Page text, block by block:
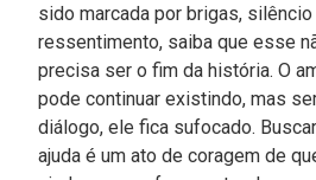
sido marcada por brigas, silêncio
ressentimento, saiba que esse
precisa ser o fim da história. O
pode continuar existindo, mas
diálogo, ele fica sufocado. Buscar
ajuda é um ato de coragem de